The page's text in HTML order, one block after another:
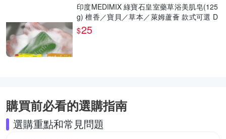
印度MEDIMIX 綠寶石皇室藥草浴美肌皂(125
g) 檀香／寶貝／草本／萊姆蘆薈 款式可選 D
300249 香皂 洗澡
$25
購買前必看的選購指南
選購重點和常見問題